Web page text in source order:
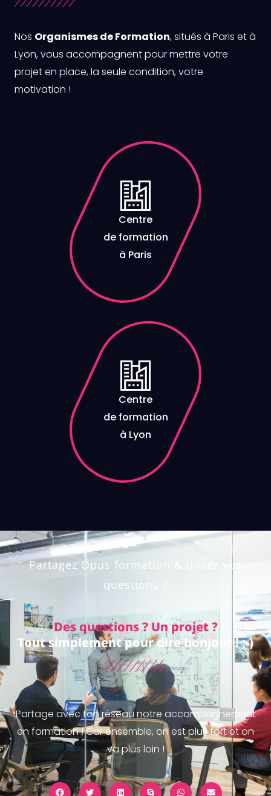
Nos Organismes de Formation, situés à Paris et à
Lyon, vous accompagnent pour mettre votre
projet en place, la seule condition, votre
motivation !
Centre
de formation
à Paris
Centre
de formation
à Lyon
Partagez Opus formation & posez vos
questions ?
Des questions ? Un projet ?
Tout simplement pour dire bonjour ! ;-)
Partage avec ton réseau notre accompagnement
en formation ! Car ensemble, on est plus fort et on
va plus loin !